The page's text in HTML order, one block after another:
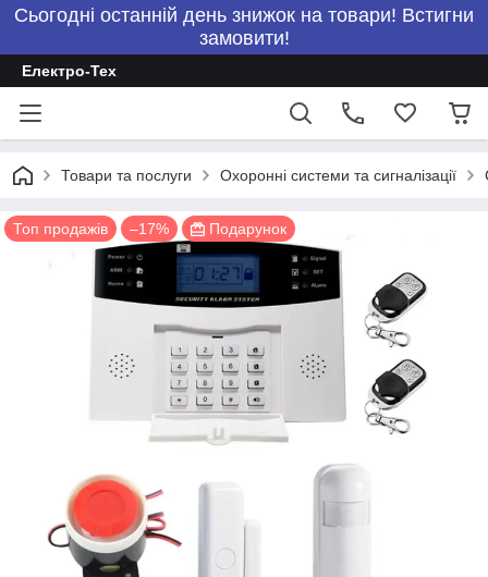
Сьогодні останній день знижок на товари! Встигни
замовити!
Електро-Тех
Товари та послуги Охоронні системи та сигналізації
Топ продажів –17% Подарунок